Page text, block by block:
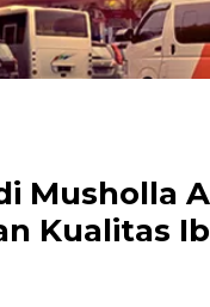
Musholla
Kualitas